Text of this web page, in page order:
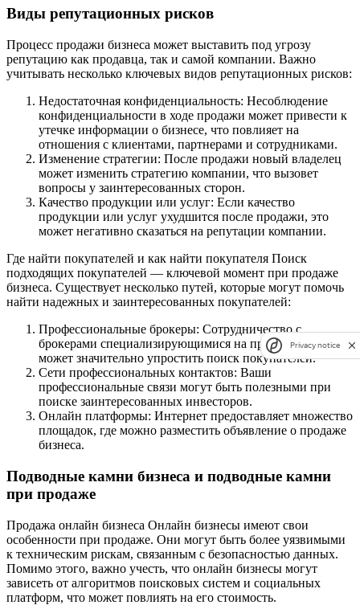
Виды репутационных рисков
Процесс продажи бизнеса может выставить под угрозу
репутацию как продавца, так и самой компании. Важно
учитывать несколько ключевых видов репутационных рисков:
Недостаточная конфиденциальность: Несоблюдение
конфиденциальности в ходе продажи может привести к
утечке информации о бизнесе, что повлияет на
отношения с клиентами, партнерами и сотрудниками.
Изменение стратегии: После продажи новый владелец
может изменить стратегию компании, что вызовет
вопросы у заинтересованных сторон.
Качество продукции или услуг: Если качество
продукции или услуг ухудшится после продажи, это
может негативно сказаться на репутации компании.
Где найти покупателей и как найти покупателя Поиск
подходящих покупателей — ключевой момент при продаже
бизнеса. Существует несколько путей, которые могут помочь
найти надежных и заинтересованных покупателей:
Профессиональные брокеры: Сотрудничество с
брокерами специализирующимися на продаже бизнесов
может значительно упростить поиск покупателей.
Сети профессиональных контактов: Ваши
профессиональные связи могут быть полезными при
поиске заинтересованных инвесторов.
Онлайн платформы: Интернет предоставляет множество
площадок, где можно разместить объявление о продаже
бизнеса.
Подводные камни бизнеса и подводные камни
при продаже
Продажа онлайн бизнеса Онлайн бизнесы имеют свои
особенности при продаже. Они могут быть более уязвимыми
к техническим рискам, связанным с безопасностью данных.
Помимо этого, важно учесть, что онлайн бизнесы могут
зависеть от алгоритмов поисковых систем и социальных
платформ, что может повлиять на его стоимость.
Privacy notice